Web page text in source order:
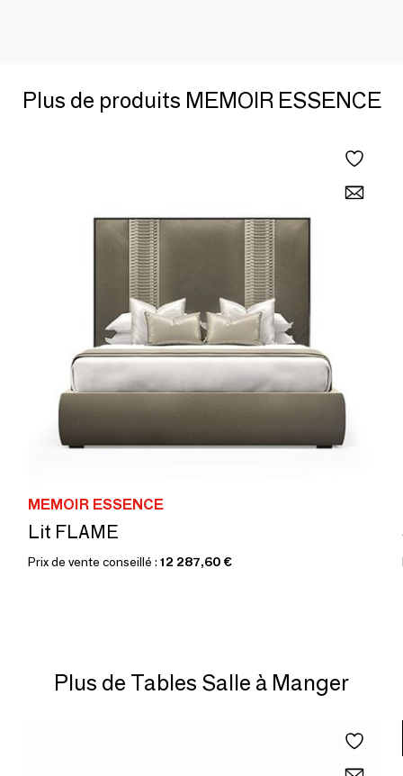
Plus de produits MEMOIR ESSENCE
MEMOIR ESSENCE
Lit FLAME
Prix de vente conseillé : 12 287,60 €
Plus de Tables Salle à Manger